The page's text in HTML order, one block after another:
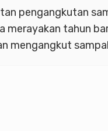
pengangkutan
merayakan tahun
mengangkut